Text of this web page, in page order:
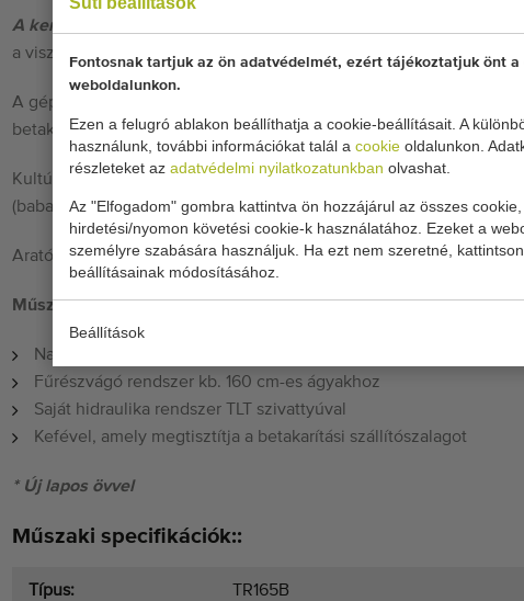
Fontosnak tartjuk az ön adatvédelmét, ezért tájékoztatjuk önt a
weboldalunkon.
Ezen a felugró ablakon beállíthatja a cookie-beállításait. A
használunk, további információkat talál a cookie oldalunkon.
részleteket az adatvédelmi nyilatkozatunkban olvashat.
Az "Elfogadom" gombra kattintva ön hozzájárul az összes
hirdetési/nyomon követési cookie-k használatához. Ezeket a
személyre szabására használjuk. Ha ezt nem szeretné,
beállításainak módosításához.
Beállítások
A kerekes betakarítógép
a viszonylag kis vetésterületű termelők igényeinek kielégítésére
A gép alkalmas szabadföldi betakarításra vagy üvegházban történő
betakarításra
Kultúrák: minden leveles növény, amelyet a talajszint felett vágnak
(babalevél, spenót, rukkola stb.)
Aratógép a traktor mögött
Műszaki adatok:
Nagy munkaplatform
Fűrészvágó rendszer kb. 160 cm-es ágyakhoz
Saját hidraulika rendszer TLT szivattyúval
Kefével, amely megtisztítja a betakarítási szállítószalagot
* Új lapos övvel
Műszaki specifikációk::
Típus: TR165B